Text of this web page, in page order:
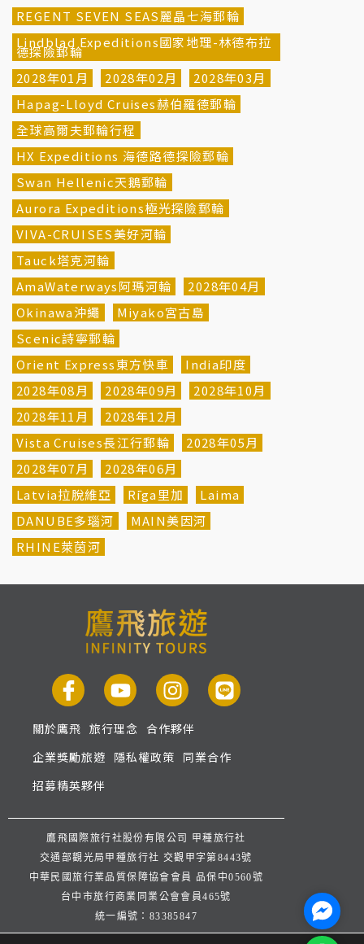
REGENT SEVEN SEAS麗晶七海郵輪
Lindblad Expeditions國家地理-林德布拉
德探險郵輪
2028年01月
2028年02月
2028年03月
Hapag-Lloyd Cruises赫伯羅德郵輪
全球高爾夫郵輪行程
HX Expeditions 海德路德探險郵輪
Swan Hellenic天鵝郵輪
Aurora Expeditions極光探險郵輪
VIVA-CRUISES美好河輪
Tauck塔克河輪
AmaWaterways阿瑪河輪
2028年04月
Okinawa沖繩
Miyako宮古島
Scenic詩寧郵輪
Orient Express東方快車
India印度
2028年08月
2028年09月
2028年10月
2028年11月
2028年12月
Vista Cruises長江行郵輪
2028年05月
2028年07月
2028年06月
Latvia拉脫維亞
Rīga里加
Laima
DANUBE多瑙河
MAIN美因河
RHINE萊茵河
關於鷹飛 旅行理念 合作夥伴
企業獎勵旅遊 隱私權政策 同業合作
招募精英夥伴
鷹飛國際旅行社股份有限公司 甲種旅行社
交通部觀光局甲種旅行社 交觀甲字第8443號
中華民國旅行業品質保障協會會員 品保中0560號
台中市旅行商業同業公會會員465號
統一編號：83385847